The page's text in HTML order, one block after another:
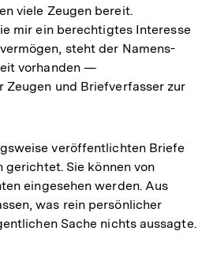
viele Zeugen bereit.
mir ein berechtigtes Interesse
steht der Namens-
vorhanden —
Zeugen und Briefverfasser zur
veröffentlichten Briefe
Sie können von
eingesehen werden. Aus
was rein persönlicher
Sache nichts aussagte.